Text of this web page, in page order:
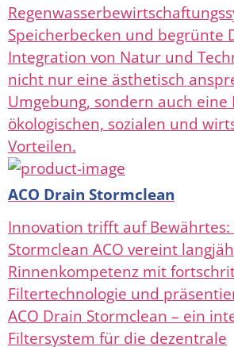
Speicherbecken und begrünte
Integration von Natur und
nicht nur eine ästhetisch
Umgebung, sondern auch eine
ökologischen, sozialen und
Vorteilen.
ACO Drain Stormclean
Innovation trifft auf Bewährtes:
Stormclean ACO vereint
Rinnenkompetenz mit
Filtertechnologie und
ACO Drain Stormclean – ein
Filtersystem für die dezentrale